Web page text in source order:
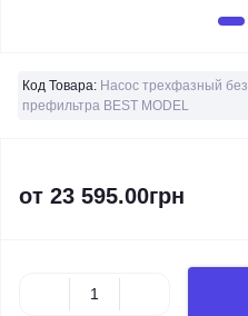
Код Товара: Насос трехфазный без
префильтра BEST MODEL
от 23 595.00грн